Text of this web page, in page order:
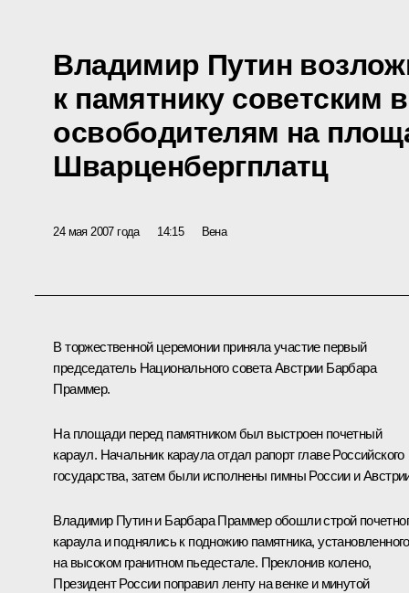
Владимир Путин
к памятнику советским
освободителям на
Шварценбергплатц
24 мая 2007 года 14:15 Вена
В торжественной церемонии приняла участие первый
председатель Национального совета Австрии Барбара
Праммер.
На площади перед памятником был выстроен почетный
караул. Начальник караула отдал рапорт главе Российского
государства, затем были исполнены гимны России и
Владимир Путин и Барбара Праммер обошли строй
караула и поднялись к подножию памятника, установленного
на высоком гранитном пьедестале. Преклонив колено,
Президент России поправил ленту на венке и минутой